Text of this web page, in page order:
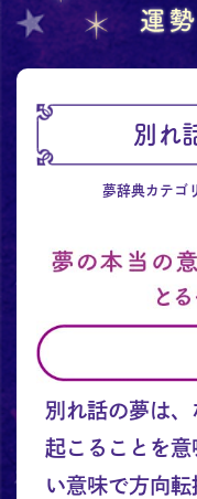
別れ
夢辞典カテゴリ
別れ話の夢は
起こることを
い意味で方向